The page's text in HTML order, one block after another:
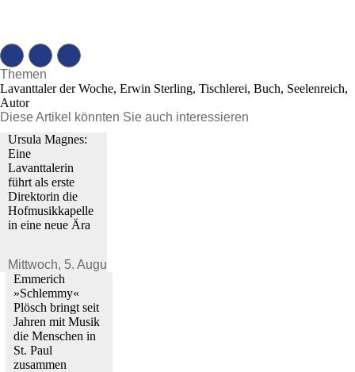
Themen
Lavanttaler der Woche, Erwin Sterling, Tischlerei, Buch, Seelenreich,
Autor
Diese Artikel könnten Sie auch interessieren
Ursula Magnes:
Eine
Lavanttalerin
führt als erste
Direktorin die
Hofmusikkapelle
in eine neue Ära
Mittwoch, 5. August 2026
Emmerich
»Schlemmy«
Plösch bringt seit
Jahren mit Musik
die Menschen in
St. Paul
zusammen